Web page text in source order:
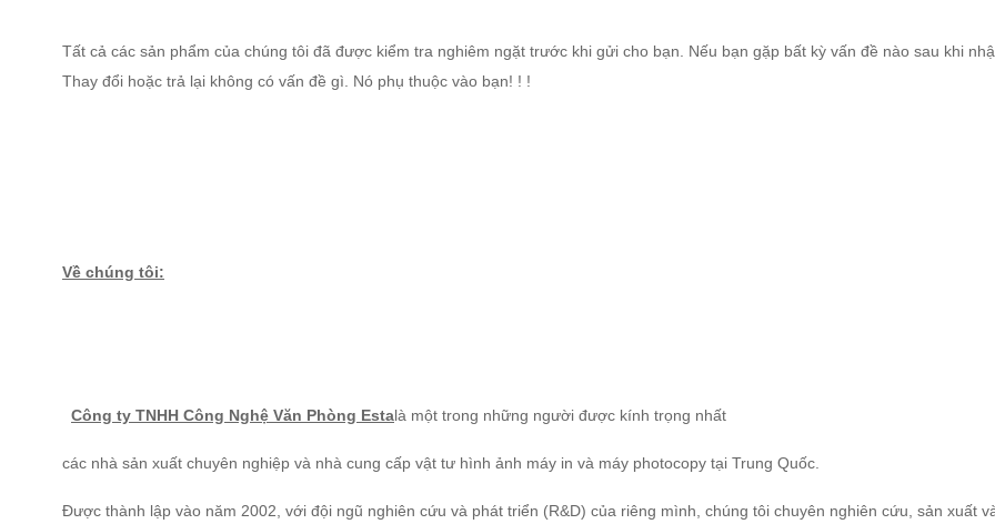
Tất cả các sản phẩm của chúng tôi đã được kiểm tra nghiêm ngặt trước khi gửi cho bạn. Nếu bạn gặp bất kỳ vấn đề nào sau khi
Thay đổi hoặc trả lại không có vấn đề gì. Nó phụ thuộc vào bạn! ! !
Về chúng tôi:
Công ty TNHH Công Nghệ Văn Phòng Estalà một trong những người được kính trọng nhất
các nhà sản xuất chuyên nghiệp và nhà cung cấp vật tư hình ảnh máy in và máy photocopy tại Trung Quốc.
Được thành lập vào năm 2002, với đội ngũ nghiên cứu và phát triển (R&D) của riêng mình, chúng tôi chuyên nghiên cứu, sản xuất